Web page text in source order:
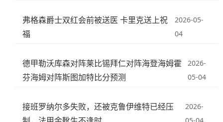
弗格森爵士双红会前被送医 卡里克送上祝
福
2026-05-
04
德甲勒沃库森对阵莱比锡拜仁对阵海登海姆霍
芬海姆对阵斯图加特比分预测
2026-
05-04
接班罗纳尔多失败，还被克鲁伊维特已经压
2026-